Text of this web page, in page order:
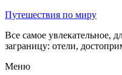
Путешествия по миру
Все самое увлекательное,
заграницу: отели,
Меню